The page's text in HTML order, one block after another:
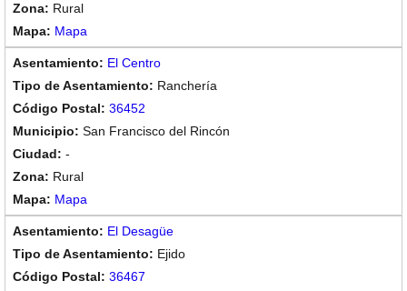
Rural
Mapa
El Centro
Ranchería
36452
San Francisco del Rincón
-
Rural
Mapa
El Desagüe
Ejido
36467